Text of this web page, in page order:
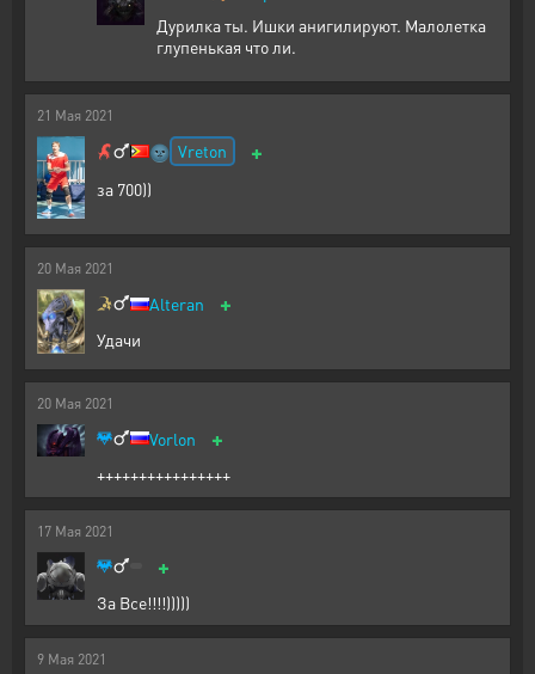
Дурилка ты. Ишки анигилируют. Малолетка
глупенькая что ли.
21 Мая 2021
🌚 Vreton +
за 700))
20 Мая 2021
Alteran +
Удачи
20 Мая 2021
Vorlon +
++++++++++++++++
17 Мая 2021
+
За Все!!!!)))))
9 Мая 2021